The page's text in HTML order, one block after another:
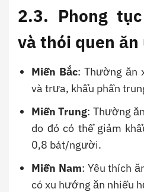
2.3. Phong
và thói quen ăn
Miền Bắc: Thường ăn
và trưa, khẩu phần
Miền Trung: Thường
do đó có thể giảm
0,8 bát/người.
Miền Nam: Yêu thích
có xu hướng ăn nhiều